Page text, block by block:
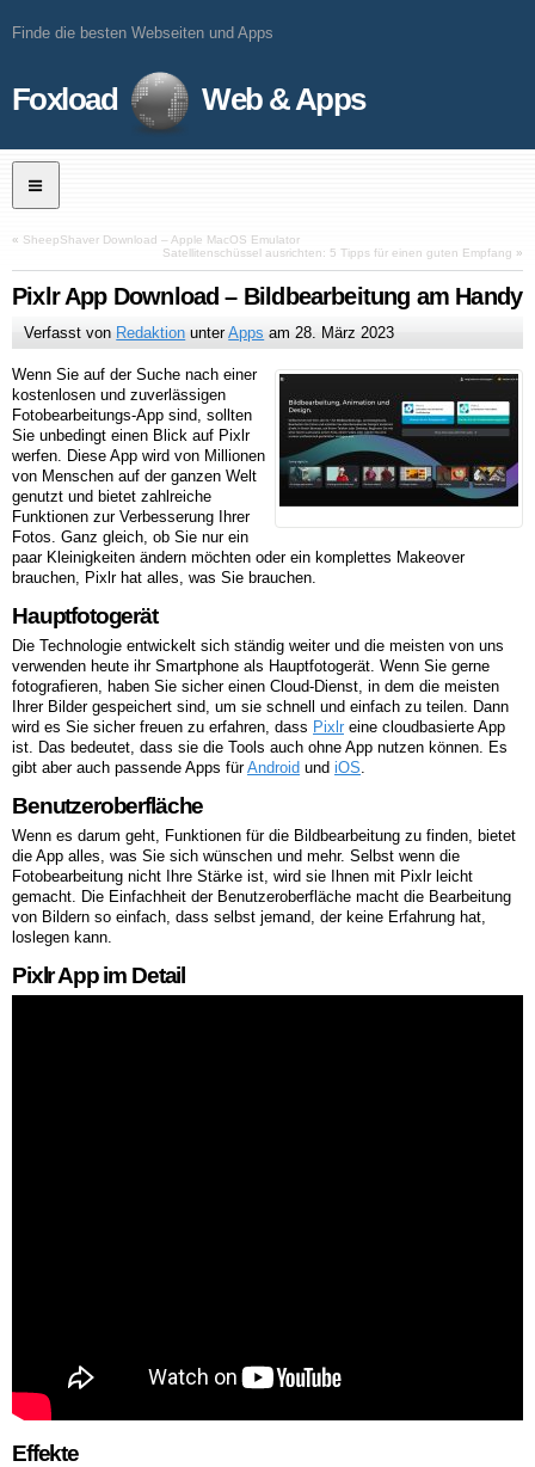
Finde die besten Webseiten und Apps
Foxload Web & Apps
« SheepShaver Download – Apple MacOS Emulator
Satellitenschüssel ausrichten: 5 Tipps für einen guten Empfang »
Pixlr App Download – Bildbearbeitung am Handy
Verfasst von Redaktion unterApps am28. März 2023
Wenn Sie auf der Suche nach einer
kostenlosen und zuverlässigen
Fotobearbeitungs-App sind, sollten
Sie unbedingt einen Blick auf Pixlr
werfen. Diese App wird von Millionen
von Menschen auf der ganzen Welt
genutzt und bietet zahlreiche
Funktionen zur Verbesserung Ihrer
Fotos. Ganz gleich, ob Sie nur ein
paar Kleinigkeiten ändern möchten oder ein komplettes Makeover
brauchen, Pixlr hat alles, was Sie brauchen.
Hauptfotogerät
Die Technologie entwickelt sich ständig weiter und die meisten von uns
verwenden heute ihr Smartphone als Hauptfotogerät. Wenn Sie gerne
fotografieren, haben Sie sicher einen Cloud-Dienst, in dem die meisten
Ihrer Bilder gespeichert sind, um sie schnell und einfach zu teilen. Dann
wird es Sie sicher freuen zu erfahren, dass Pixlr eine cloudbasierte App
ist. Das bedeutet, dass sie die Tools auch ohne App nutzen können. Es
gibt aber auch passende Apps fürAndroid und iOS
Benutzeroberfläche
Wenn es darum geht, Funktionen für die Bildbearbeitung zu finden, bietet
die App alles, was Sie sich wünschen und mehr. Selbst wenn die
Fotobearbeitung nicht Ihre Stärke ist, wird sie Ihnen mit Pixlr leicht
gemacht. Die Einfachheit der Benutzeroberfläche macht die Bearbeitung
von Bildern so einfach, dass selbst jemand, der keine Erfahrung hat,
loslegen kann.
Pixlr App im Detail
Effekte